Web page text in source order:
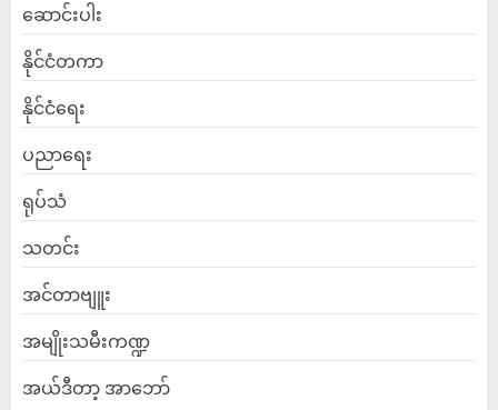
ဆောင်းပါး
နိုင်ငံတကာ
နိုင်ငံရေး
ပညာရေး
ရုပ်သံ
သတင်း
အင်တာဗျူး
အမျိုးသမီးကဏ္ဍ
အယ်ဒီတာ့ အာဘော်